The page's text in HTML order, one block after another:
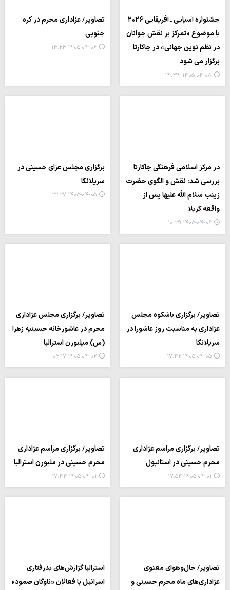
جشنواره آسیایی ـ آفریقایی ۲۰۲۶
با موضوع «تمرکز بر نقش جوانان
در نظم نوین جهانی» در جاکارتا
برگزار می شود
۱۴۰۵-۰۴-۰۸ ۱۴:۳۴
تصاویر/ عزاداری محرم در کره
جنوبی
۱۴۰۵-۰۴-۰۶ ۱۳:۲۳
در مرکز اسلامی فرهنگی جاکارتا
بررسی شد: نقش و الگوی حضرت
زینب سلام الله علیها پس از
واقعه کربلا
۱۴۰۵-۰۴-۰۶ ۱۰:۳۹
برگزاری مجلس عزای حسینی در
سریلانکا
۱۴۰۵-۰۴-۰۵ ۲۲:۲۷
تصاویر/ برگزاری باشکوه مجلس
عزاداری به مناسبت روز عاشورا در
سریلانکا
۱۴۰۵-۰۴-۰۵ ۱۷:۴۲
تصاویر/ برگزاری مجلس عزاداری
محرم در عاشورخانه حسینیه زهرا
(س) میلبورن استرالیا
۱۴۰۵-۰۴-۰۲ ۰۲:۱۷
تصاویر/ برگزاری مراسم عزاداری
محرم حسینی در استانبول
۱۴۰۵-۰۴-۰۱ ۱۷:۵۴
تصاویر/ برگزاری مراسم عزاداری
محرم حسینی در ملبورن استرالیا
۱۴۰۵-۰۴-۰۱ ۱۷:۴۴
تصاویر/ حال‌وهوای معنوی
عزاداری‌های ماه محرم حسینی و
استرالیا گزارش‌های بدرفتاری
اسرائیل با فعالان «ناوگان صمود»